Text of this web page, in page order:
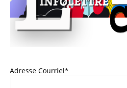
Adresse Courriel*